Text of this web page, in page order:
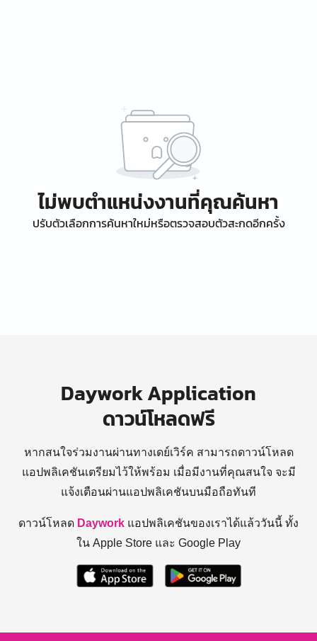
ไม่พบตำแหน่งงานที่คุณค้นหา
ปรับตัวเลือกการค้นหาใหม่หรือตรวจสอบตัวสะกดอีกครั้ง
Daywork Application
ดาวน์โหลดฟรี
หากสนใจร่วมงานผ่านทางเดย์เวิร์ค สามารถดาวน์โหลด
แอปพลิเคชันเตรียมไว้ให้พร้อม เมื่อมีงานที่คุณสนใจ จะมี
แจ้งเตือนผ่านแอปพลิเคชันบนมือถือทันที
ดาวน์โหลด Daywork แอปพลิเคชันของเราได้แล้ววันนี้ ทั้ง
ใน Apple Store และ Google Play